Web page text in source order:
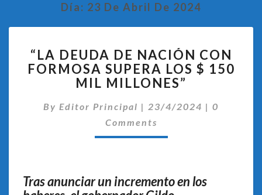
Día: 23 De Abril De 2024
DEUDA
DE
NACIÓN
FORMOSA
SUPERA
MILLONES”
“LA DEUDA DE NACIÓN CON
FORMOSA SUPERA LOS $ 150
MIL MILLONES”
By Editor Principal | 23/4/2024 | 0
Comments
Tras anunciar un incremento en los